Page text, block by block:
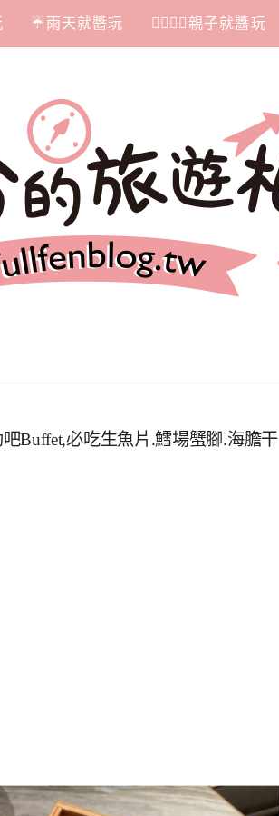
☔雨天就醬玩 👩‍❤‍💋‍👨親子就醬玩
Buffet,必吃生魚片.鱈場蟹腳.海膽干